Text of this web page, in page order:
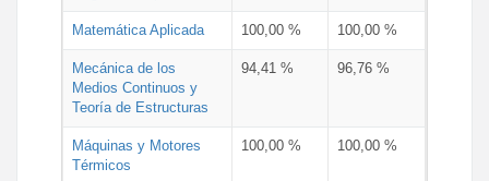
Matemática Aplicada 100,00 % 100,00 %
Mecánica de los
Medios Continuos y
Teoría de Estructuras
94,41 % 96,76 %
Máquinas y Motores
Térmicos
100,00 % 100,00 %